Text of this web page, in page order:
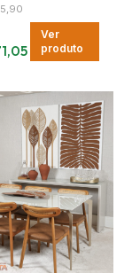
Ver
produto